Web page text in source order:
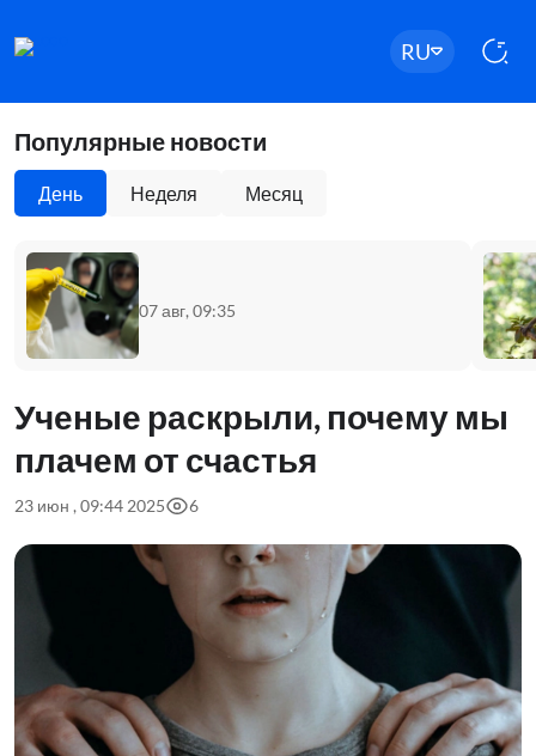
RU
Популярные новости
День Неделя Месяц
07 авг, 09:35
Ученые раскрыли, почему мы
плачем от счастья
23 июн , 09:44 2025 6